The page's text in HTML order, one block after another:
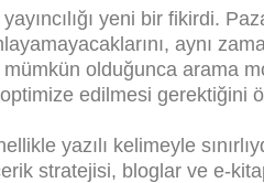
yeni bir fikirdi.
aynı
olduğunca arama
edilmesi gerektiğini
yazılı kelimeyle
stratejisi, bloglar ve e-